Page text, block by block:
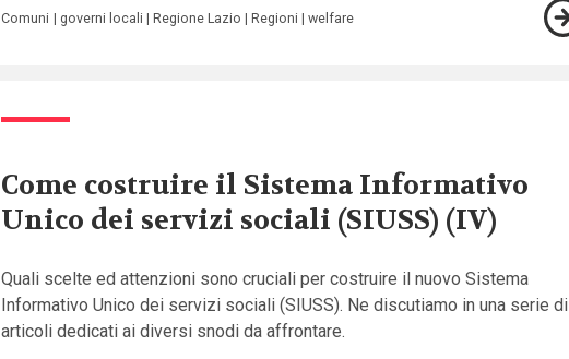
Comuni governi locali Regione Lazio Regioni welfare
Come costruire il Sistema Informativo
Unico dei servizi sociali (SIUSS) (IV)
Quali scelte ed attenzioni sono cruciali per costruire il nuovo Sistema
Informativo Unico dei servizi sociali (SIUSS). Ne discutiamo in una serie di
articoli dedicati ai diversi snodi da affrontare.